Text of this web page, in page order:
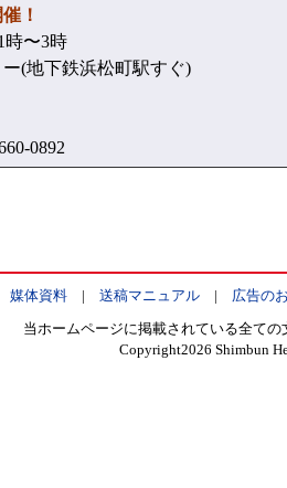
！
時〜3時
(地下鉄浜松町駅すぐ)
0892
媒体資料| 送稿マニュアル| 広告の
当ホームページに掲載されている全て
Copyright2026 Shimbun